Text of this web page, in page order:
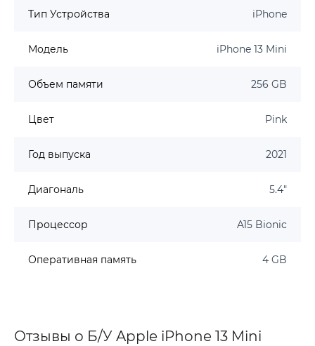
Тип Устройства iPhone
Модель iPhone 13 Mini
Объем памяти 256 GB
Цвет Pink
Год выпуска 2021
Диагональ 5.4"
Процессор A15 Bionic
Оперативная память 4 GB
Отзывы о Б/У Apple iPhone 13 Mini